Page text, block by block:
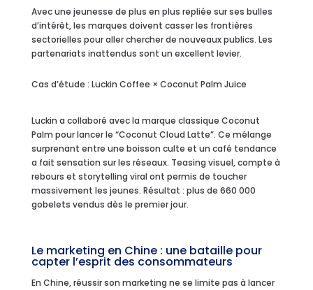
Avec une jeunesse de plus en plus repliée sur ses bulles
d’intérêt, les marques doivent casser les frontières
sectorielles pour aller chercher de nouveaux publics. Les
partenariats inattendus sont un excellent levier.
Cas d’étude : Luckin Coffee × Coconut Palm Juice
Luckin a collaboré avec la marque classique Coconut
Palm pour lancer le “Coconut Cloud Latte”. Ce mélange
surprenant entre une boisson culte et un café tendance
a fait sensation sur les réseaux. Teasing visuel, compte à
rebours et storytelling viral ont permis de toucher
massivement les jeunes. Résultat : plus de 660 000
gobelets vendus dès le premier jour.
Le marketing en Chine : une bataille pour
capter l’esprit des consommateurs
En Chine, réussir son marketing ne se limite pas à lancer